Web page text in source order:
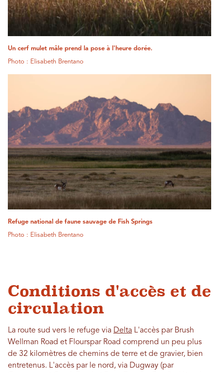
Un cerf mulet mâle prend la pose à l'heure dorée.
Photo : Elisabeth Brentano
Refuge national de faune sauvage de Fish Springs
Photo : Elisabeth Brentano
Conditions d'accès et de
circulation
La route sud vers le refuge via Delta L'accès par Brush
Wellman Road et Flourspar Road comprend un peu plus
de 32 kilomètres de chemins de terre et de gravier, bien
entretenus. L'accès par le nord, via Dugway (par